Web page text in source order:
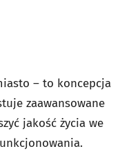
– to koncepcja
zaawansowane
jakość życia we